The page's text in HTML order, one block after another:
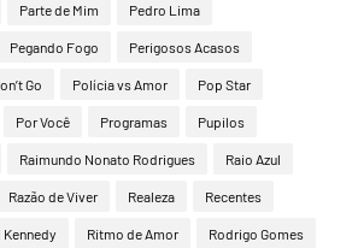
Parte de Mim Pedro Lima
Pegando Fogo Perigosos Acasos
Go Polícia vs Amor Pop Star
Por Você Programas Pupilos
Raimundo Nonato Rodrigues Raio Azul
Razão de Viver Realeza Recentes
Kennedy Ritmo de Amor Rodrigo Gomes